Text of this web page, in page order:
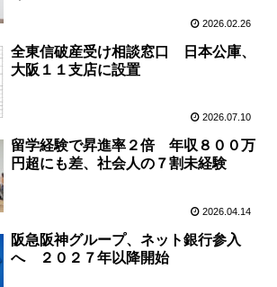
2026.02.26
全東信破産受け相談窓口 日本公庫、
大阪１１支店に設置
2026.07.10
留学経験で昇進率２倍 年収８００万
円超にも差、社会人の７割未経験
2026.04.14
阪急阪神グループ、ネット銀行参入
へ ２０２７年以降開始